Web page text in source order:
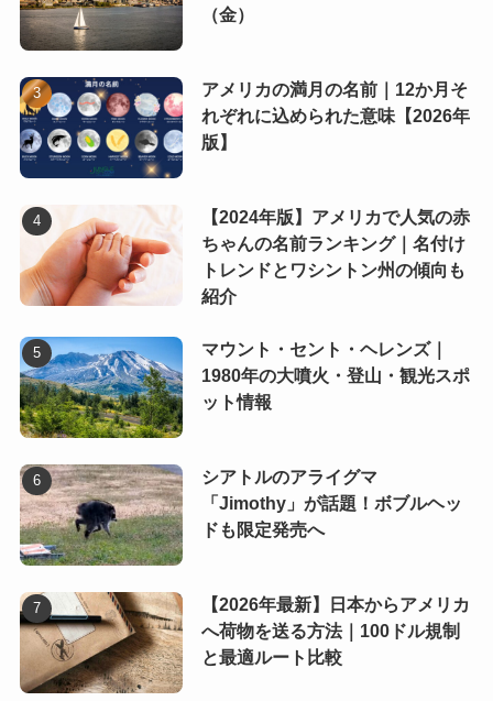
（金）
アメリカの満月の名前｜12か月そ
れぞれに込められた意味【2026年
版】
【2024年版】アメリカで人気の赤
ちゃんの名前ランキング｜名付け
トレンドとワシントン州の傾向も
紹介
マウント・セント・ヘレンズ｜
1980年の大噴火・登山・観光スポ
ット情報
シアトルのアライグマ
「Jimothy」が話題！ボブルヘッ
ドも限定発売へ
【2026年最新】日本からアメリカ
へ荷物を送る方法｜100ドル規制
と最適ルート比較